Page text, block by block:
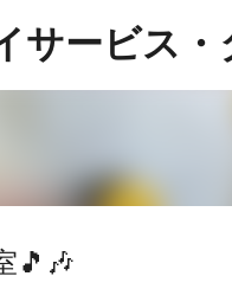
サービス・
🎵🎶